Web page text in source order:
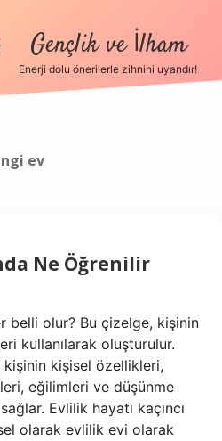
Gençlik ve İlham
Enerji dolu önerilerle zihnini uyandır!
ev
Ne Öğrenilir
belli olur? Bu çizelge, kişinin
kullanılarak oluşturulur.
kişisel özellikleri,
eğilimleri ve düşünme
Evlilik hayatı kaçıncı
olarak evlilik evi olarak